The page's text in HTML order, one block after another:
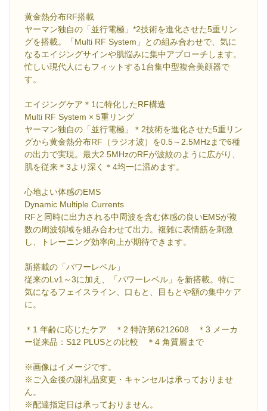
黄金熱分布RF搭載
ヤーマン独自の「並行電極」*2技術を進化させた5重リン
グを搭載。「Multi RF System」との組み合わせで、気に
なるエイジングサインや肌悩みに集中アプローチします。
忙しい現代人にもフィットする1台集中型複合美顔器で
す。
エイジングケア＊1に特化したRF構造
Multi RF System × 5重リング
ヤーマン独自の「並行電極」＊2技術を進化させた5重リン
グから黄金熱分布RF（ラジオ波）を0.5～2.5MHzまで6種
の出力で実現。最大2.5MHzのRFが波紋のように広がり、
肌を従来＊3より深く＊4均一に温めます。
心地よい体感のEMS
Dynamic Multiple Currents
RFと同時に出力される中周波を含む体感の良いEMSが複
数の周波領域を組み合わせて出力。複雑に表情筋を刺激
し、トレーニング効率向上が期待できます。
新搭載の「パワーレベル」
従来のLv1～3に加え、「パワーレベル」を新搭載。特に
気になるフェイスライン、口もと、目もとや額の集中ケア
に。
＊1 年齢に応じたケア ＊2 特許第6212608 ＊3 メーカ
ー従来品：S12 PLUSとの比較 ＊4 角質層まで
※画像はイメージです。
※ご入金後の謝礼品変更・キャンセルは承っておりませ
ん。
※配達指定日は承っておりません。